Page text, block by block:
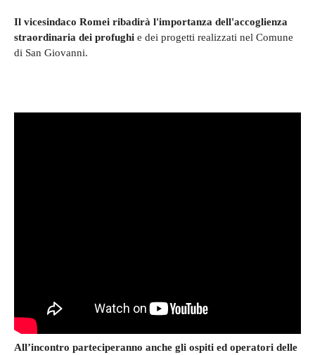
Il vicesindaco Romei ribadirà l'importanza dell'accoglienza
straordinaria dei profughi e dei progetti realizzati nel Comune
di San Giovanni.
All’incontro parteciperanno anche gli ospiti ed operatori delle